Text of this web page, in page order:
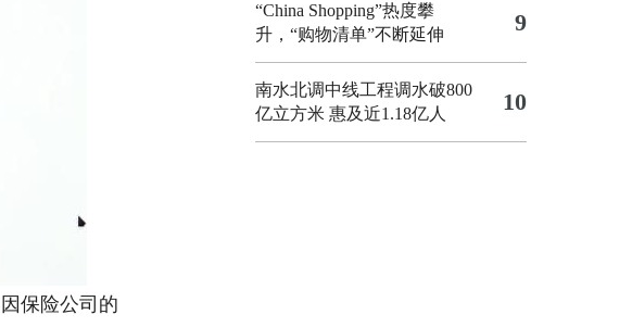
保险公司的
“China Shopping”热度攀
升，“购物清单”不断延伸
9
南水北调中线工程调水破800
亿立方米 惠及近1.18亿人
10